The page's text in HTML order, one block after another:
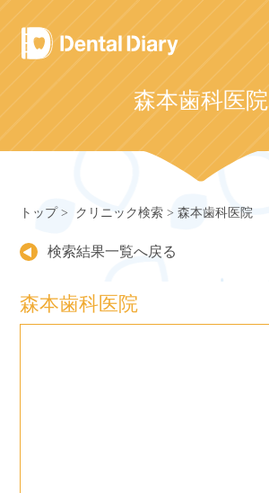
Skip
to
content
森本歯科医院
トップ クリニック検索 森本歯科医院
検索結果一覧へ戻る
森本歯科医院